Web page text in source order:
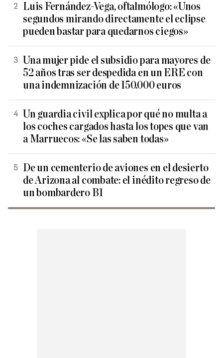
Luis Fernández-Vega, oftalmólogo: «Unos
segundos mirando directamente el eclipse
pueden bastar para quedarnos ciegos»
Una mujer pide el subsidio para mayores de
52 años tras ser despedida en un ERE con
una indemnización de 150.000 euros
Un guardia civil explica por qué no multa a
los coches cargados hasta los topes que van
a Marruecos: «Se las saben todas»
De un cementerio de aviones en el desierto
de Arizona al combate: el inédito regreso de
un bombardero B1